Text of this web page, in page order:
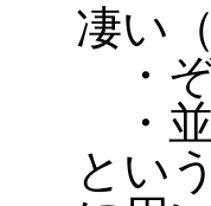
凄い
・ぞ
・並
とい